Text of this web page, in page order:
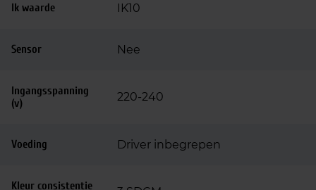
Ik waarde IK10
Sensor Nee
Ingangsspanning
(v)
220-240
Voeding Driver inbegrepen
Kleur consistentie